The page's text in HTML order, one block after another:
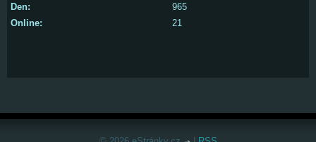
Online: 21
Den:
965